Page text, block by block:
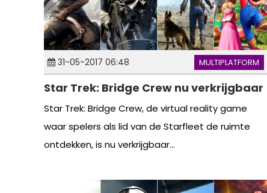
31-05-2017 06:48 MULTIPLATFORM
Star Trek: Bridge Crew nu verkrijgbaar
Star Trek: Bridge Crew, de virtual reality game
waar spelers als lid van de Starfleet de ruimte
ontdekken, is nu verkrijgbaar...